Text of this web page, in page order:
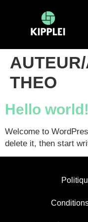
THEO
Hello world!
Welcome to
delete it, then start